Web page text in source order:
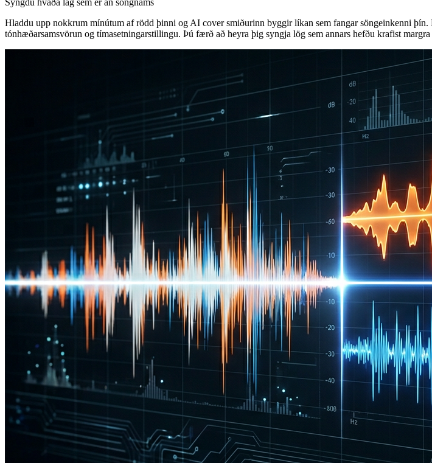
Syngdu hvaða lag sem er án söngnáms
Hladdu upp nokkrum mínútum af rödd þinni og AI cover smiðurinn byggir líkan sem fangar söngeinkenni
tónhæðarsamsvörun og tímasetningarstillingu. Þú færð að heyra þig syngja lög sem annars hefðu krafist